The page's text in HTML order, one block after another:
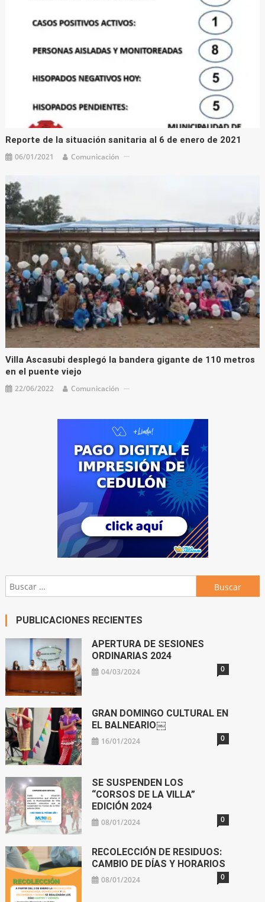
Reporte de la situación sanitaria al 6 de enero de 2021
06/01/2021 Comunicación
Villa Ascasubi desplegó la bandera gigante de 110 metros
en el puente viejo
22/06/2022 Comunicación
Buscar:
PUBLICACIONES RECIENTES
APERTURA DE SESIONES
ORDINARIAS 2024
04/03/2024 0
GRAN DOMINGO CULTURAL EN
EL BALNEARIO￼
16/01/2024 0
SE SUSPENDEN LOS
“CORSOS DE LA VILLA”
EDICIÓN 2024
08/01/2024 0
RECOLECCIÓN DE RESIDUOS:
CAMBIO DE DÍAS Y HORARIOS
08/01/2024 0